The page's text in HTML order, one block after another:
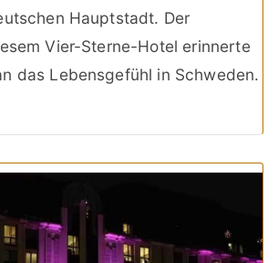
Hauptstadt. Der
Vier-Sterne-Hotel erinnerte
das Lebensgefühl in Schweden.